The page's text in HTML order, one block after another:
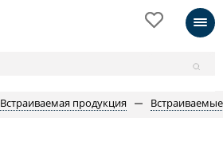
Встраиваемая продукция